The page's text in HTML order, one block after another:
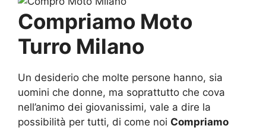
Compriamo Moto
Turro Milano
Un desiderio che molte persone hanno, sia
uomini che donne, ma soprattutto che cova
nell’animo dei giovanissimi, vale a dire la
possibilità per tutti, di come noi Compriamo